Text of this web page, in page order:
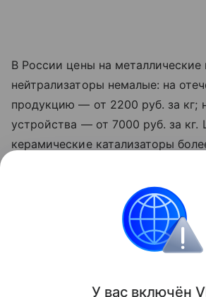
В России цены на металлические
нейтрализаторы немалые: на
продукцию — от 2200 руб. за кг;
устройства — от 7000 руб. за кг.
керамические катализаторы
иностранные — до 67 000 руб. за
фильтры от дизельных
по цене до 2500 руб. за кг.
У вас включён V